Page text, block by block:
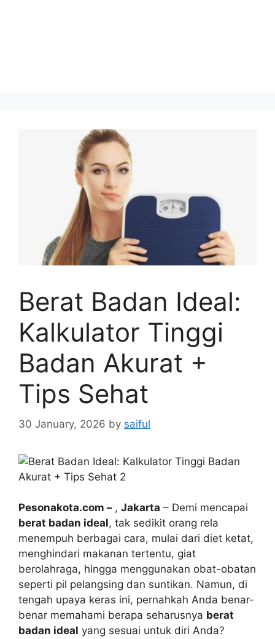
Berat Badan Ideal:
Kalkulator Tinggi
Badan Akurat +
Tips Sehat
30 January, 2026 by saiful
Pesonakota.com – , Jakarta – Demi mencapai
berat badan ideal, tak sedikit orang rela
menempuh berbagai cara, mulai dari diet ketat,
menghindari makanan tertentu, giat
berolahraga, hingga menggunakan obat-obatan
seperti pil pelangsing dan suntikan. Namun, di
tengah upaya keras ini, pernahkah Anda benar-
benar memahami berapa seharusnya berat
badan ideal yang sesuai untuk diri Anda?